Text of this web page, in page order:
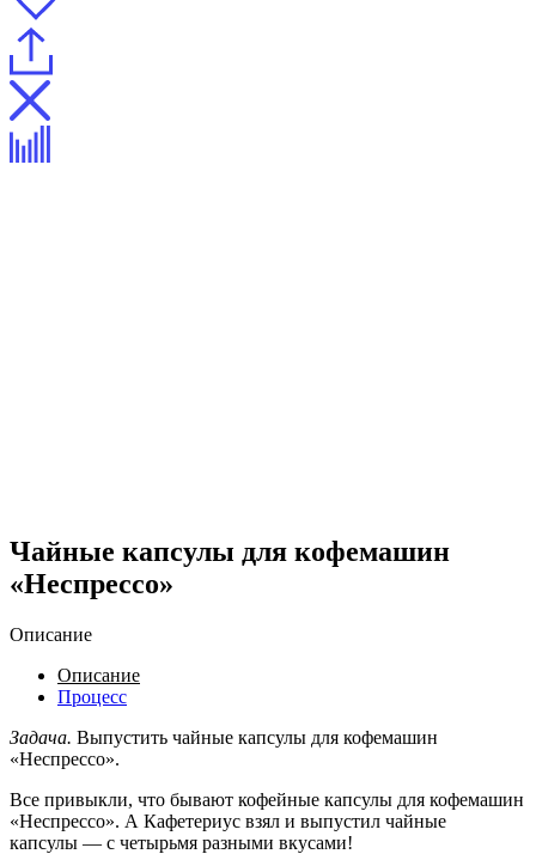
Чайные капсулы для кофемашин
«Неспрессо»
Описание
Описание
Процесс
Задача. Выпустить чайные капсулы для кофемашин
«Неспрессо».
Все привыкли, что бывают кофейные капсулы для кофемашин
«Неспрессо». А Кафетериус взял и выпустил чайные
капсулы — с четырьмя разными вкусами!